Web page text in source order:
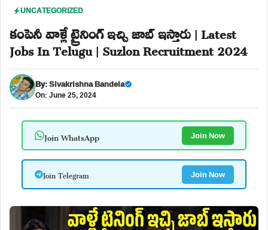
UNCATEGORIZED
కంపెనీ వాళ్లే ట్రైనింగ్ ఇచ్చి జాబ్ ఇస్తారు | Latest
Jobs In Telugu | Suzlon Recruitment 2024
By:Sivakrishna Bandela
On: June 25, 2024
Join WhatsApp Join Now
Join Telegram Join Now